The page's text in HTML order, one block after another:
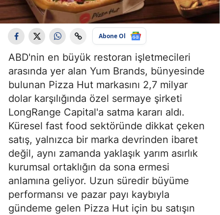
Abone Ol
ABD'nin en büyük restoran işletmecileri
arasında yer alan Yum Brands, bünyesinde
bulunan Pizza Hut markasını 2,7 milyar
dolar karşılığında özel sermaye şirketi
LongRange Capital'a satma kararı aldı.
Küresel fast food sektöründe dikkat çeken
satış, yalnızca bir marka devrinden ibaret
değil, aynı zamanda yaklaşık yarım asırlık
kurumsal ortaklığın da sona ermesi
anlamına geliyor. Uzun süredir büyüme
performansı ve pazar payı kaybıyla
gündeme gelen Pizza Hut için bu satışın